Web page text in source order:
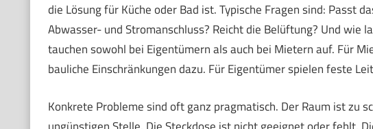
die Lösung für Küche oder Bad ist. Typische Fragen sind: Passt
Abwasser- und Stromanschluss? Reicht die Belüftung? Und wie
tauchen sowohl bei Eigentümern als auch bei Mietern auf. Für
bauliche Einschränkungen dazu. Für Eigentümer spielen feste
Konkrete Probleme sind oft ganz pragmatisch. Der Raum ist zu